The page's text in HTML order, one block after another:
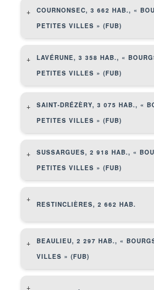
+
COURNONSEC, 3 662 HAB., «
PETITES VILLES » (FUB)
+
LAVÉRUNE, 3 358 HAB., «
PETITES VILLES » (FUB)
+
SAINT-DRÉZÈRY, 3 075 HAB., «
PETITES VILLES » (FUB)
+
SUSSARGUES, 2 918 HAB., «
PETITES VILLES » (FUB)
+
RESTINCLIÈRES, 2 662 HAB.
+
BEAULIEU, 2 297 HAB., «
VILLES » (FUB)
+